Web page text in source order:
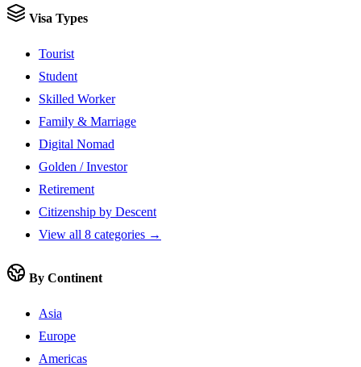
Visa Types
Tourist
Student
Skilled Worker
Family & Marriage
Digital Nomad
Golden / Investor
Retirement
Citizenship by Descent
View all 8 categories →
By Continent
Asia
Europe
Americas